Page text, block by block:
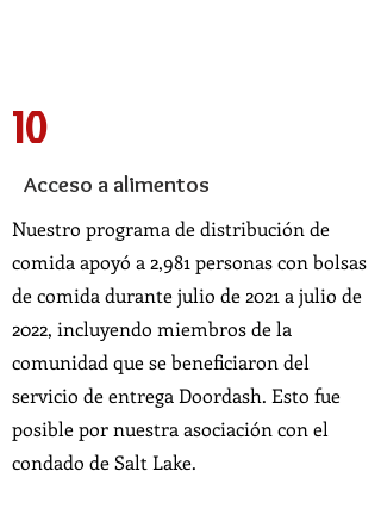
10
Acceso a alimentos
Nuestro programa de distribución de
comida apoyó a 2,981 personas con bolsas
de comida durante julio de 2021 a julio de
2022, incluyendo miembros de la
comunidad que se beneficiaron del
servicio de entrega Doordash. Esto fue
posible por nuestra asociación con el
condado de Salt Lake.